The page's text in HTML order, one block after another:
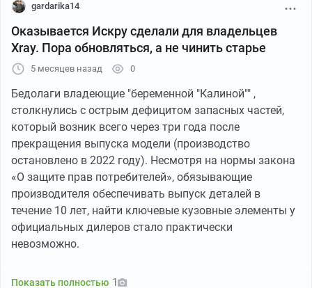
gardarika14
Оказывается Искру сделали для владельцев
Xray. Пора обновляться, а не чинить старье
5 месяцев назад 0
Бедолаги владеющие "беременной "Калиной"" ,
столкнулись с острым дефицитом запасных частей,
который возник всего через три года после
прекращения выпуска модели (производство
остановлено в 2022 году). Несмотря на нормы закона
«О защите прав потребителей», обязывающие
производителя обеспечивать выпуск деталей в
течение 10 лет, найти ключевые кузовные элементы у
официальных дилеров стало практически
невозможно.
Ресурс «Лада.Онлайн» провел «контрольную закупку»,
Показать полностью 1